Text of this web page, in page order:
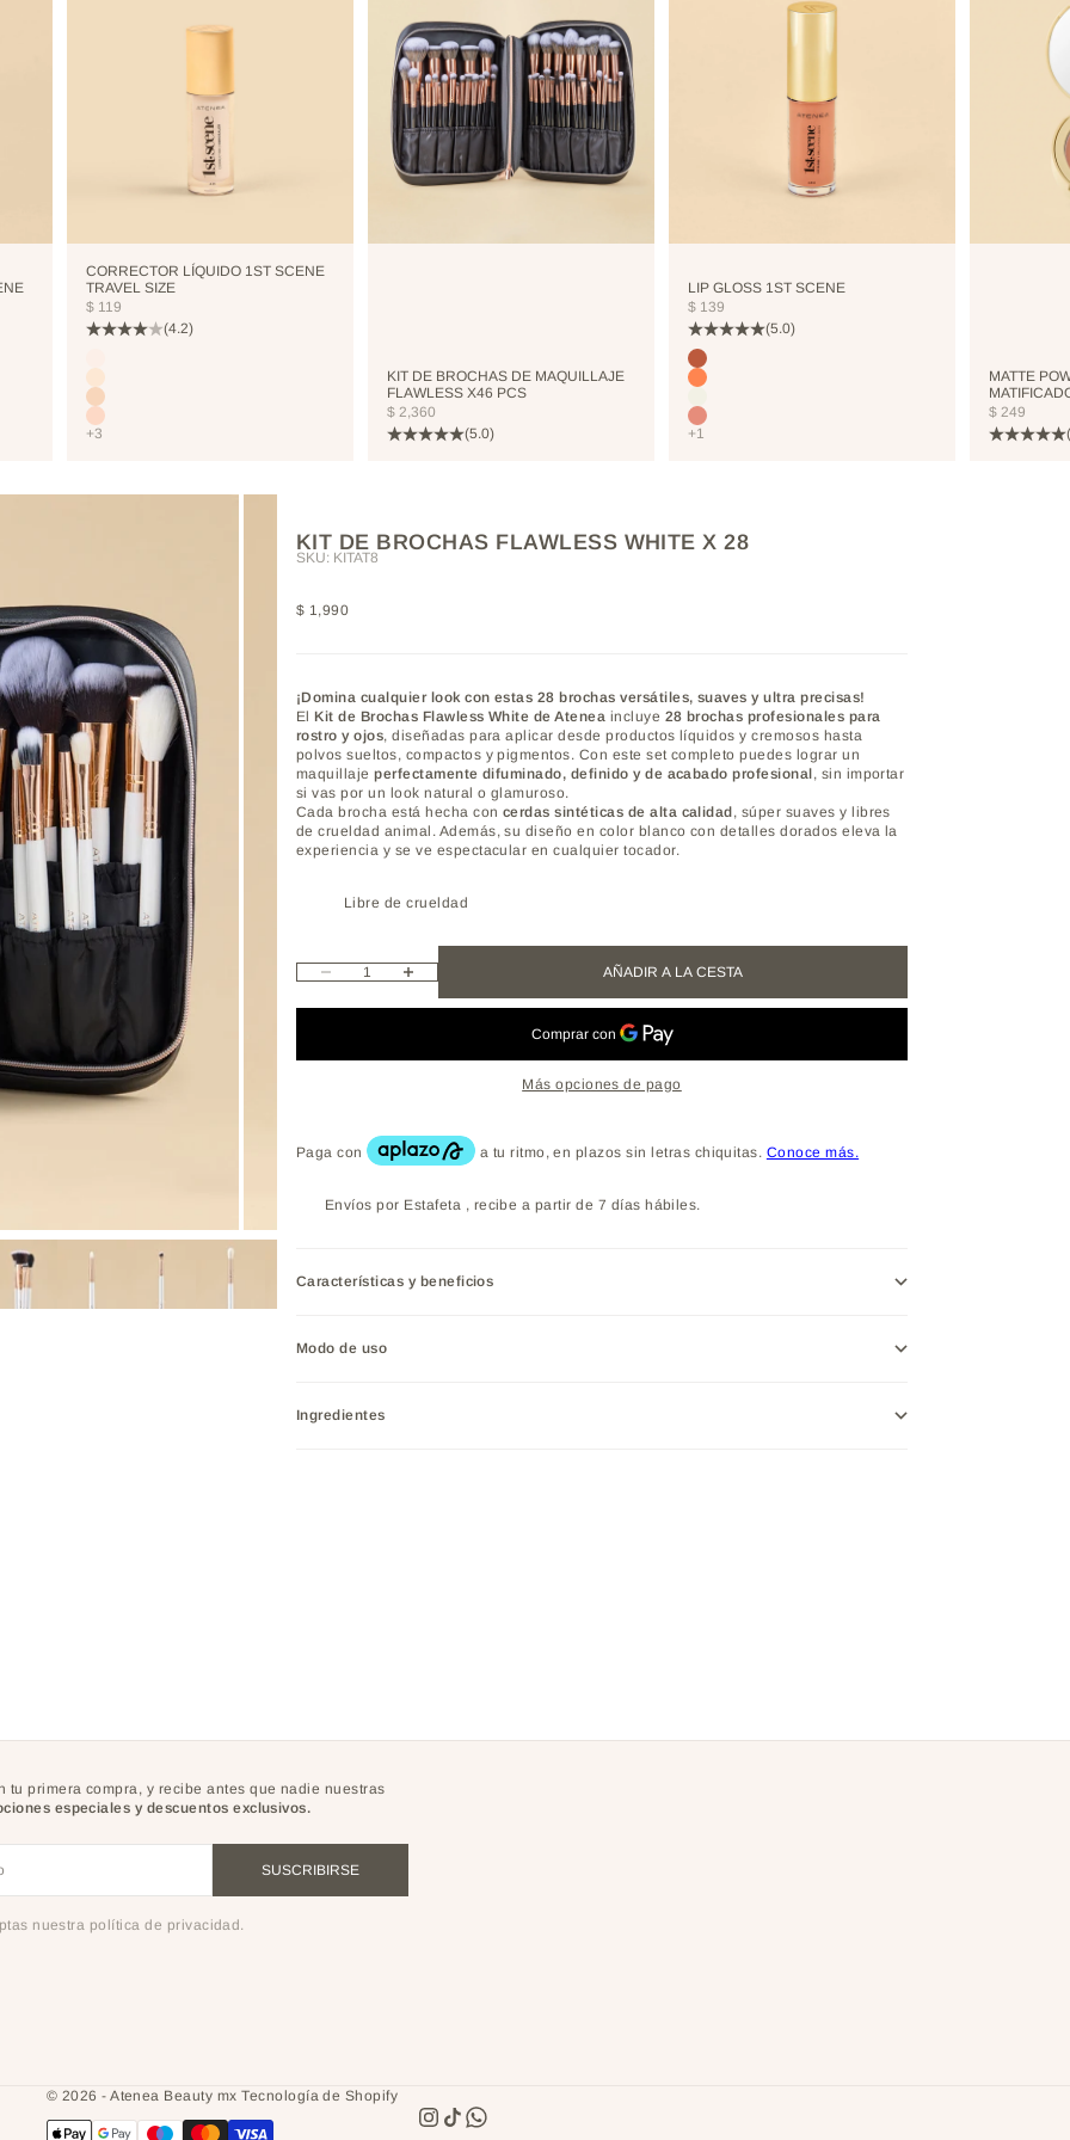
CORRECTOR LÍQUIDO 1ST SCENE
TRAVEL SIZE
PRECIO DE OFERTA
$ 119
(4.2)
CUTCREASE
NEUTRALIZER
VANILLA
NUDE
+3
KIT DE BROCHAS DE MAQUILLAJE
FLAWLESS X46 PCS
PRECIO DE OFERTA
$ 2,360
(5.0)
LIP GLOSS 1ST SCENE
PRECIO DE OFERTA
$ 139
(5.0)
Color
COCO
CORALHAZE
COOLICE
BRIGHTPINK
+1
MATTE
PRECIO DE
$ 249
KIT DE BROCHAS FLAWLESS WHITE X 28
SKU: KITAT8
Precio de oferta
$ 1,990
¡Domina cualquier lookcon estas 28 brochasversátiles, suavesyultraprecisas!
El Kitde Brochas Flawless White deAtenea incluye 28 brochas profesionales para
rostroyojos,diseñadasparaaplicardesdeproductos líquidosycremosos hasta
polvossueltos, compactos ypigmentos. Con estesetcompletopuedes lograrun
maquillajeperfectamentedifuminado, definidoyde acabadoprofesional , sin importar
sivasporun looknatural o glamuroso.
Cada brocha está hechacon cerdassintéticas dealta calidad , súper suavesy libres
decrueldad animal. Además,su diseñoen color blancocon detallesdoradoseleva la
experiencia y seve espectacular encualquiertocador.
Libre de crueldad
Reducir cantidadAumentar cantidad AÑADIR A LA CESTA
Más opciones de pago
Envíos por Estafeta , recibe a partir de 7 días hábiles.
Características y beneficios
Modo de uso
Ingredientes
tu primera compra, y recibe antes que nadie nuestras
especiales y descuentos exclusivos.
SUSCRIBIRSE
nuestra política de privacidad.
© 2026 - Atenea Beauty mxTecnología de Shopify